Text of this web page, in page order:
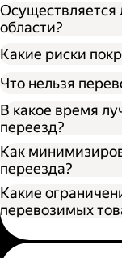
Осуществляется
области?
Какие риски
Что нельзя
В какое время
переезд?
Как
переезда?
Какие
перевозимых